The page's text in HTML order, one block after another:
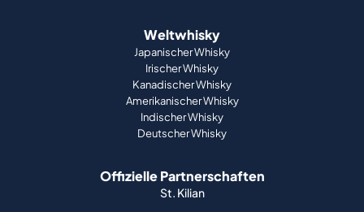
Weltwhisky
Japanischer Whisky
Irischer Whisky
Kanadischer Whisky
Amerikanischer Whisky
Indischer Whisky
Deutscher Whisky
Offizielle Partnerschaften
St. Kilian